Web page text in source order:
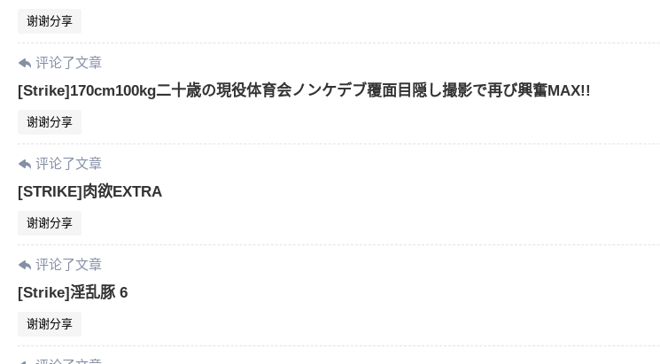
谢谢分享
评论了文章
[Strike]170cm100kg二十歳の現役体育会ノンケデブ覆面目隠し撮影で再び興奮MAX!!
谢谢分享
评论了文章
[STRIKE]肉欲EXTRA
谢谢分享
评论了文章
[Strike]淫乱豚 6
谢谢分享